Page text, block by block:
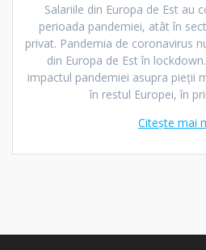
Salariile din Europa de Est au
perioada pandemiei, atât în
privat. Pandemia de coronavirus
din Europa de Est în
impactul pandemiei asupra pieţii
în restul Europei, în
Citește mai